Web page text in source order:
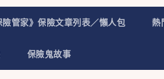
險管家》保險文章列表／懶人包 熱
保險鬼故事